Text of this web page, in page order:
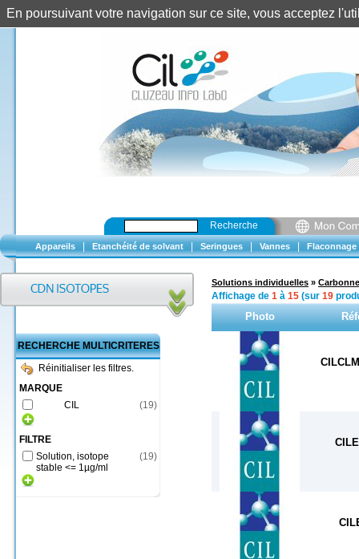
Recherche
Appareils Etanchéité de solvant Seringues Vannes Flaconnage
RECHERCHE MULTICRITERES
Réinitialiser les filtres.
MARQUE
CIL
(19)
FILTRE
Solution, isotope
stable <= 1µg/ml
(19)
Solutions individuelles »
Affichage de 1 à 15 (sur 19
Photo
En poursuivant votre navigation sur ce site, vous acceptez